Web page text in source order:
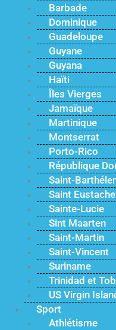
Barbade
Dominique
Guadeloupe
Guyane
Guyana
Haïti
Îles Vierges
Jamaïque
Martinique
Montserrat
Porto-Rico
République
Saint-
Saint Eustache
Sainte-Lucie
Sint Maarten
Saint-Martin
Saint-Vincent
Suriname
Trinidad et
US Virgin
Sport
Athlétisme